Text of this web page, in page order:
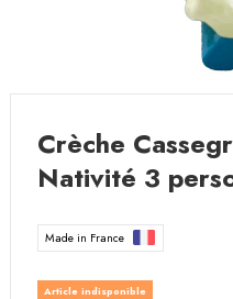
Crèche
Nativité 3
Made in France
Article indisponible